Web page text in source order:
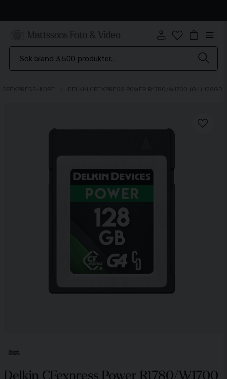
Delkin CFexpress Power R1780/W1700